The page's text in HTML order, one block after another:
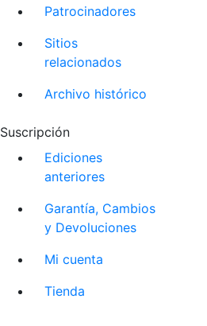
Patrocinadores
Sitios
relacionados
Archivo histórico
Suscripción
Ediciones
anteriores
Garantía, Cambios
y Devoluciones
Mi cuenta
Tienda